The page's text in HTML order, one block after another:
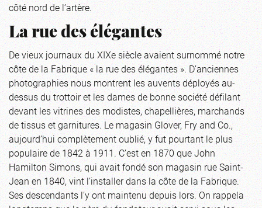
côté nord de l’artère.
La rue des élégantes
De vieux journaux du XIXe siècle avaient surnommé notre
côte de la Fabrique « la rue des élégantes ». D’anciennes
photographies nous montrent les auvents déployés au-
dessus du trottoir et les dames de bonne société défilant
devant les vitrines des modistes, chapellières, marchands
de tissus et garnitures. Le magasin Glover, Fry and Co.,
aujourd’hui complètement oublié, y fut pourtant le plus
populaire de 1842 à 1911. C’est en 1870 que John
Hamilton Simons, qui avait fondé son magasin rue Saint-
Jean en 1840, vint l’installer dans la côte de la Fabrique.
Ses descendants l’y ont maintenu depuis lors. On rappela